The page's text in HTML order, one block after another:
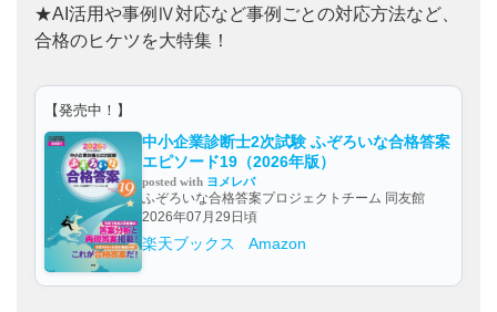
★AI活用や事例Ⅳ対応など事例ごとの対応方法など、
合格のヒケツを大特集！
【発売中！】
中小企業診断士2次試験 ふぞろいな合格答案
エピソード19（2026年版）
posted with ヨメレバ
ふぞろいな合格答案プロジェクトチーム 同友館
2026年07月29日頃
楽天ブックス Amazon